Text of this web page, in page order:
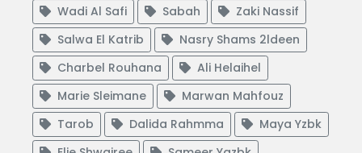
Wadi Al Safi
Sabah
Zaki Nassif
Salwa El Katrib
Nasry Shams 2ldeen
Charbel Rouhana
Ali Helaihel
Marie Sleimane
Marwan Mahfouz
Tarob
Dalida Rahmma
Maya Yzbk